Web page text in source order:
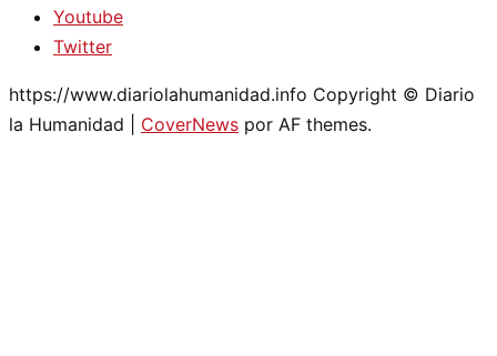
Youtube
Twitter
https://www.diariolahumanidad.info Copyright © Diario
la Humanidad
CoverNews por AF themes.